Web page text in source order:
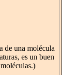
de una molécula
es un buen